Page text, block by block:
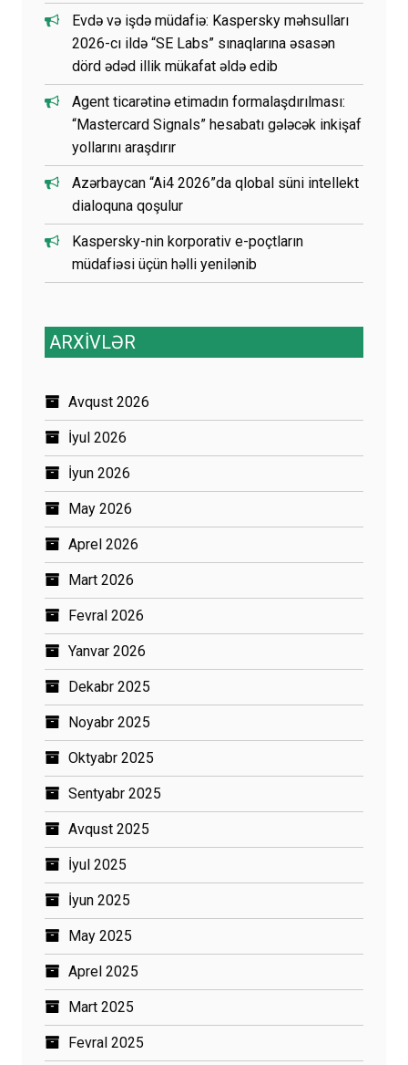
Evdə və işdə müdafiə: Kaspersky məhsulları
2026-cı ildə “SE Labs” sınaqlarına əsasən
dörd ədəd illik mükafat əldə edib
Agent ticarətinə etimadın formalaşdırılması:
“Mastercard Signals” hesabatı gələcək inkişaf
yollarını araşdırır
Azərbaycan “Ai4 2026”da qlobal süni intellekt
dialoquna qoşulur
Kaspersky-nin korporativ e-poçtların
müdafiəsi üçün həlli yenilənib
ARXİVLƏR
Avqust 2026
İyul 2026
İyun 2026
May 2026
Aprel 2026
Mart 2026
Fevral 2026
Yanvar 2026
Dekabr 2025
Noyabr 2025
Oktyabr 2025
Sentyabr 2025
Avqust 2025
İyul 2025
İyun 2025
May 2025
Aprel 2025
Mart 2025
Fevral 2025